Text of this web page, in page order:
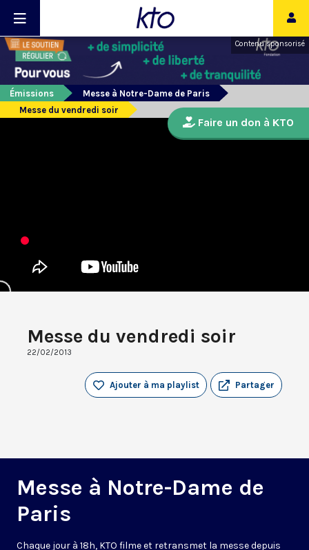
Contenu sponsorisé
Émissions
Messe à Notre-Dame de Paris
Messe du vendredi soir
Messe du vendredi soir
22/02/2013
Partager
Ajouter à ma playlist
Messe à Notre-Dame de
Paris
Chaque jour à 18h, KTO filme et retransmet la messe depuis
Faire un don à KTO